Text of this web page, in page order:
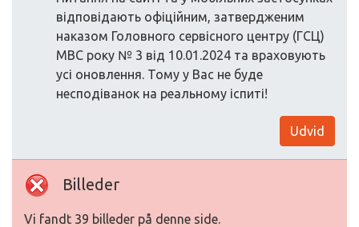
відповідають офіційним, затвердженим
наказом Головного сервісного центру (ГСЦ)
МВС року № 3 від 10.01.2024 та враховують
усі оновлення. Тому у Вас не буде
несподіванок на реальному іспиті!
Udvid
Billeder
Vi fandt 39 billeder på denne side.